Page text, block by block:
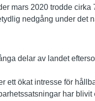
mars 2020 trodde
nedgång under det
delar av landet
ett ökat intresse för
har